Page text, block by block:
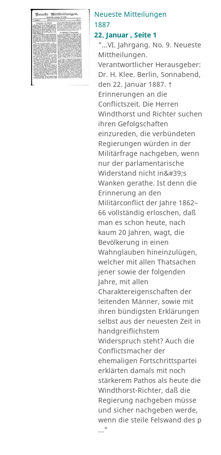
Neueste Mitteilungen
1887
22. Januar , Seite 1
"...VI. Jahrgang. No. 9. Neueste
Mittheilungen.
Verantwortlicher Herausgeber:
Dr. H. Klee. Berlin, Sonnabend,
den 22. Januar 1887. †
Erinnerungen an die
Conflictszeit. Die Herren
Windthorst und Richter suchen
ihren Gefolgschaften
einzureden, die verbündeten
Regierungen würden in der
Militärfrage nachgeben, wenn
nur der parlamentarische
Widerstand nicht in&#39;s
Wanken gerathe. Ist denn die
Erinnerung an den
Militärconflict der Jahre 1862–
66 vollständig erloschen, daß
man es schon heute, nach
kaum 20 Jahren, wagt, die
Bevölkerung in einen
Wahnglauben hineinzulügen,
welcher mit allen Thatsachen
jener sowie der folgenden
Jahre, mit allen
Charaktereigenschaften der
leitenden Männer, sowie mit
ihren bündigsten Erklärungen
selbst aus der neuesten Zeit in
handgreiflichstem
Widerspruch steht? Auch die
Conflictsmacher der
ehemaligen Fortschrittspartei
erklärten damals mit noch
stärkerem Pathos als heute die
Windthorst-Richter, daß die
Regierung nachgeben müsse
und sicher nachgeben werde,
wenn die steile Felswand des p
..."